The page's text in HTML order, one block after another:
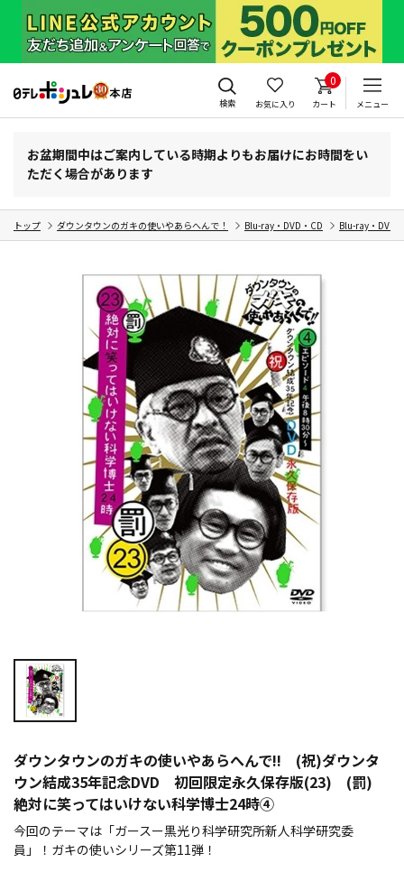
検索 お気に入り
0
カート メニュー
お盆期間中はご案内している時期よりもお届けにお時間をい
ただく場合があります
トップ ダウンタウンのガキの使いやあらへんで！ Blu-ray・DVD・CD Blu-ray・DVD
ダウンタウンのガキの使いやあらへんで!! (祝)ダウンタ
ウン結成35年記念DVD 初回限定永久保存版(23) (罰)
絶対に笑ってはいけない科学博士24時④
今回のテーマは「ガースー黒光り科学研究所新人科学研究委
員」！ガキの使いシリーズ第11弾！